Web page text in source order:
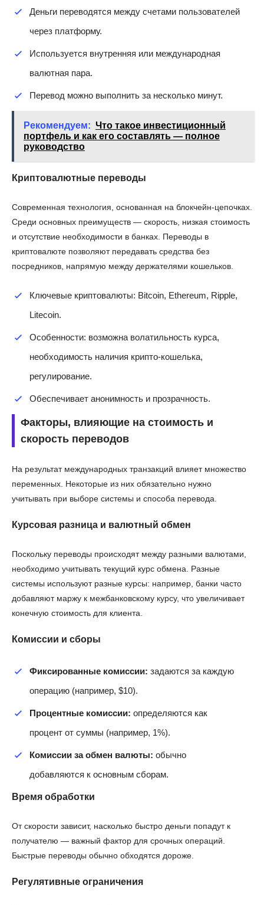
Деньги переводятся между счетами пользователей
через платформу.
Используется внутренняя или международная
валютная пара.
Перевод можно выполнить за несколько минут.
Рекомендуем: Что такое инвестиционный
портфель и как его составлять — полное
руководство
Криптовалютные переводы
Современная технология, основанная на блокчейн-цепочках.
Среди основных преимуществ — скорость, низкая стоимость
и отсутствие необходимости в банках. Переводы в
криптовалюте позволяют передавать средства без
посредников, напрямую между держателями кошельков.
Ключевые криптовалюты: Bitcoin, Ethereum, Ripple,
Litecoin.
Особенности: возможна волатильность курса,
необходимость наличия крипто-кошелька,
регулирование.
Обеспечивает анонимность и прозрачность.
Факторы, влияющие на стоимость и
скорость переводов
На результат международных транзакций влияет множество
переменных. Некоторые из них обязательно нужно
учитывать при выборе системы и способа перевода.
Курсовая разница и валютный обмен
Поскольку переводы происходят между разными валютами,
необходимо учитывать текущий курс обмена. Разные
системы используют разные курсы: например, банки часто
добавляют маржу к межбанковскому курсу, что увеличивает
конечную стоимость для клиента.
Комиссии и сборы
Фиксированные комиссии: задаются за каждую
операцию (например, $10).
Процентные комиссии: определяются как
процент от суммы (например, 1%).
Комиссии за обмен валюты: обычно
добавляются к основным сборам.
Время обработки
От скорости зависит, насколько быстро деньги попадут к
получателю — важный фактор для срочных операций.
Быстрые переводы обычно обходятся дороже.
Регулятивные ограничения